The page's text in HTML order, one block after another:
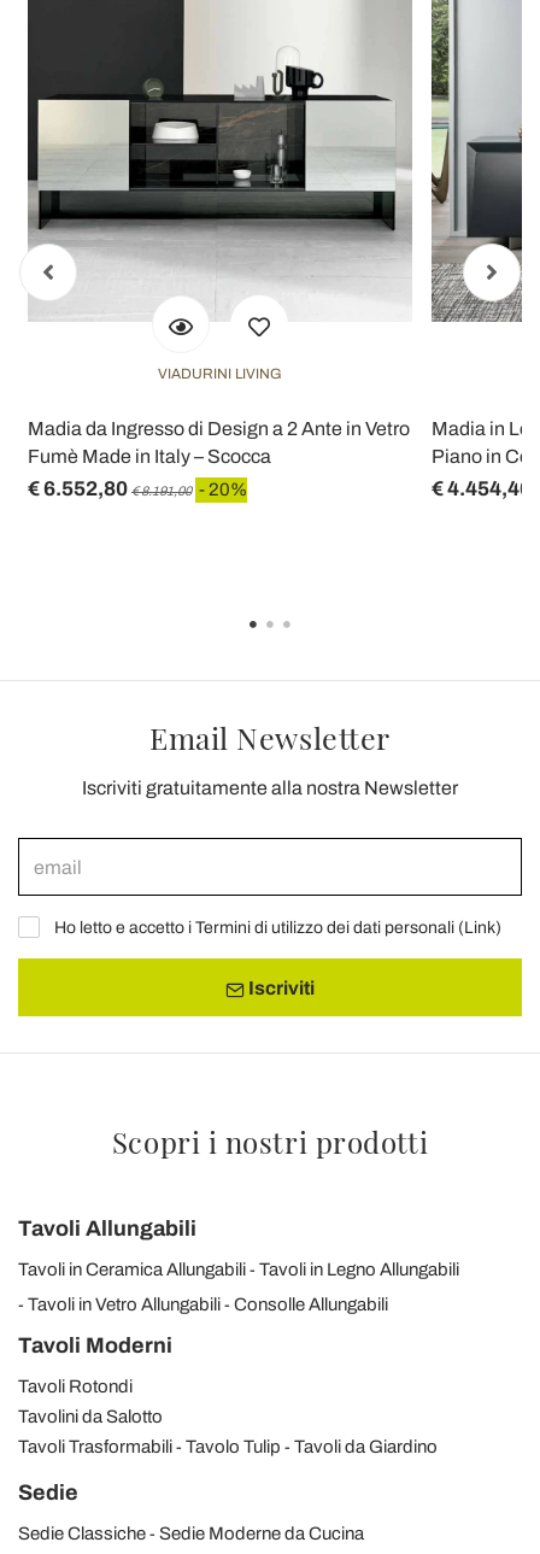
VIADURINI LIVING
Madia da Ingresso di Design a 2 Ante in Vetro
Fumè Made in Italy – Scocca
€ 6.552,80 € 8.191,00 - 20%
Madia in
Piano in
€ 4.454,40
Email Newsletter
Iscriviti gratuitamente alla nostra Newsletter
Ho letto e accetto i Termini di utilizzo dei dati personali (Link)
Iscriviti
Scopri i nostri prodotti
Tavoli Allungabili
Tavoli in Ceramica Allungabili
Tavoli in Legno Allungabili
Tavoli in Vetro Allungabili
Consolle Allungabili
Tavoli Moderni
Tavoli Rotondi
Tavolini da Salotto
Tavoli Trasformabili
Tavolo Tulip Tavoli da Giardino
Sedie
Sedie Classiche
Sedie Moderne da Cucina